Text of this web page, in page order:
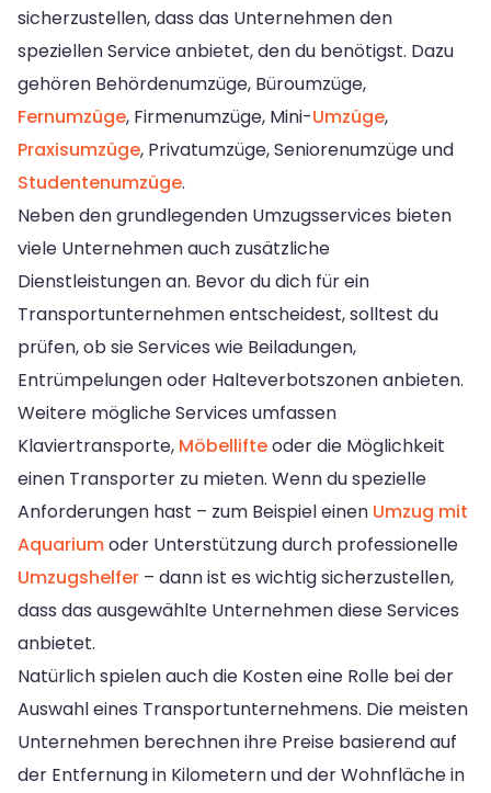
sicherzustellen, dass das Unternehmen den
speziellen Service anbietet, den du benötigst. Dazu
gehören Behördenumzüge, Büroumzüge,
Fernumzüge, Firmenumzüge, Mini-Umzüge,
Praxisumzüge, Privatumzüge, Seniorenumzüge und
Studentenumzüge.
Neben den grundlegenden Umzugsservices bieten
viele Unternehmen auch zusätzliche
Dienstleistungen an. Bevor du dich für ein
Transportunternehmen entscheidest, solltest du
prüfen, ob sie Services wie Beiladungen,
Entrümpelungen oder Halteverbotszonen anbieten.
Weitere mögliche Services umfassen
Klaviertransporte, Möbellifteoder die Möglichkeit
einen Transporter zu mieten. Wenn du spezielle
Anforderungen hast – zum Beispiel einen Umzug mit
Aquariumoder Unterstützung durch professionelle
Umzugshelfer – dann ist es wichtig sicherzustellen,
dass das ausgewählte Unternehmen diese Services
anbietet.
Natürlich spielen auch die Kosten eine Rolle bei der
Auswahl eines Transportunternehmens. Die meisten
Unternehmen berechnen ihre Preise basierend auf
der Entfernung in Kilometern und der Wohnfläche in